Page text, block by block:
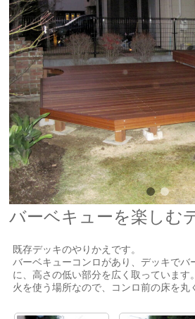
バーベキューを楽しむ
既存デッキのやりかえです。
バーベキューコンロがあり、デッキでバ
に、高さの低い部分を広く取っています。
火を使う場所なので、コンロ前の床を丸